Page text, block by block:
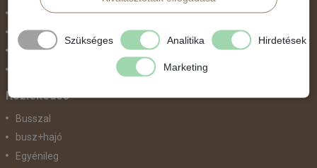
Közép-Európa
Nyugat-Afrika
Nyugat-Európa
Közlekedés
Busszal
busz+hajó
Egyénileg
Szükséges Analitika Hirdetések
Marketing